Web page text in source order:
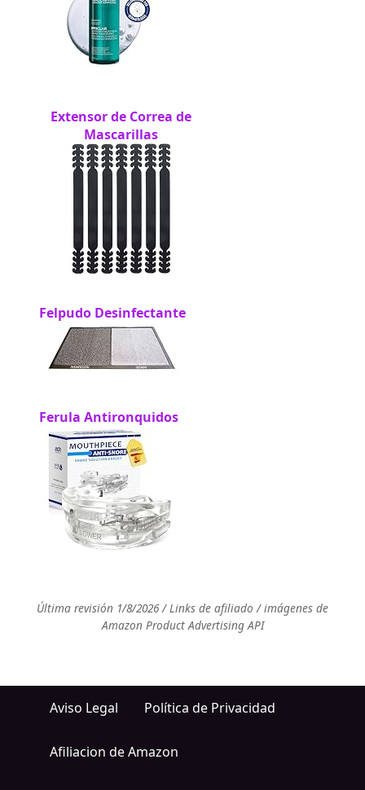
Extensor de Correa de
Mascarillas
Felpudo Desinfectante
Ferula Antironquidos
Última revisión 1/8/2026 / Links de afiliado / imágenes de
Amazon Product Advertising API
Aviso Legal Política de Privacidad
Afiliacion de Amazon